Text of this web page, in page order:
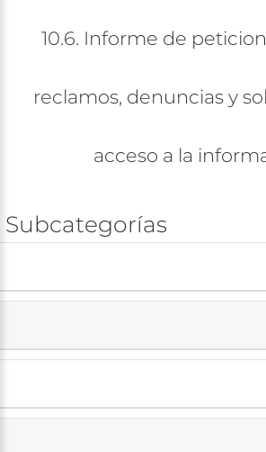
10.6. Informe de
reclamos, denuncias y
acceso a la
Subcategorías